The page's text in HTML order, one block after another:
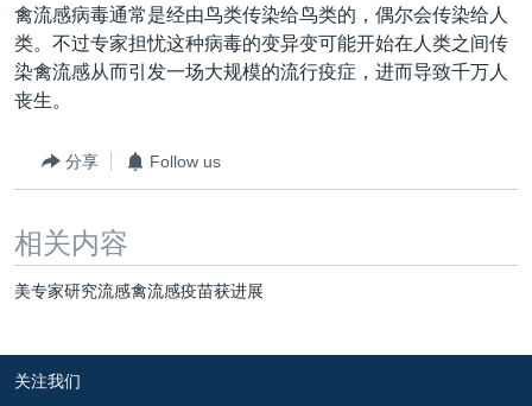
全球议题
环境
美国建国250周年
埃博拉疫情
美国之音专访
关注西藏
GEN Z 看美国
关注我们
其他语言网站
禽流感病毒通常是经由鸟类传染给鸟类的，偶尔会传染给人
类。不过专家担忧这种病毒的变异变可能开始在人类之间传
染禽流感从而引发一场大规模的流行疫症，进而导致千万人
丧生。
分享 Follow us
相关内容
美专家研究流感禽流感疫苗获进展
关注我们